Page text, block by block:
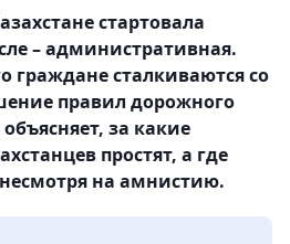
стартовала
– административная.
граждане сталкиваются со
правил дорожного
за какие
простят, а где
на амнистию.